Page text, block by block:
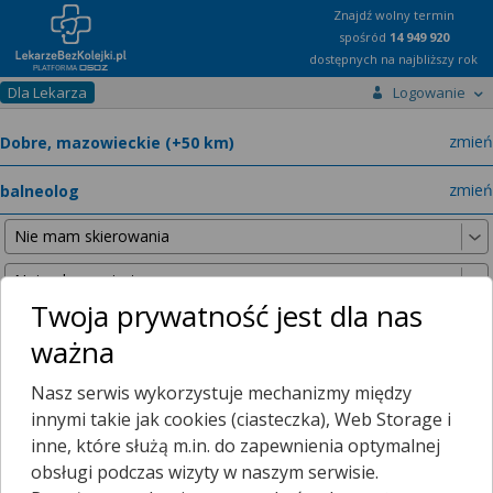
Znajdź wolny termin
spośród 14 949 920
dostępnych na najbliższy rok
Dla Lekarza Logowanie
zmień
zmień
Nie znaleźliśmy żadnych lekarzy w promieniu25 km , dlatego
zwiększyliśmy promień wyszukiwania do
50 km
Twoja prywatność jest dla nas
ważna
Nasz serwis wykorzystuje mechanizmy między
innymi takie jak cookies (ciasteczka), Web Storage i
inne, które służą m.in. do zapewnienia optymalnej
obsługi podczas wizyty w naszym serwisie.